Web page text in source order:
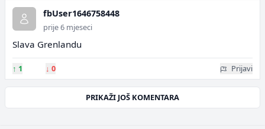
fbUser1646758448
prije 6 mjeseci
Slava Grenlandu
↑ 1 ↓ 0 Prijavi
PRIKAŽI JOŠ KOMENTARA